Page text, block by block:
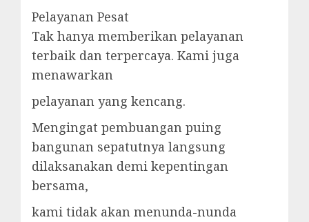
Pelayanan Pesat
Tak hanya memberikan pelayanan
terbaik dan terpercaya. Kami juga
menawarkan
pelayanan yang kencang.
Mengingat pembuangan puing
bangunan sepatutnya langsung
dilaksanakan demi kepentingan
bersama,
kami tidak akan menunda-nunda